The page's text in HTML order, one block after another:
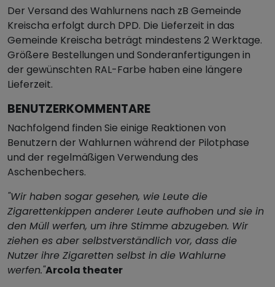
Der Versand des Wahlurnens nach zB Gemeinde
Kreischa erfolgt durch DPD. Die Lieferzeit in das
Gemeinde Kreischa beträgt mindestens 2 Werktage.
Größere Bestellungen und Sonderanfertigungen in
der gewünschten RAL-Farbe haben eine längere
Lieferzeit.
BENUTZERKOMMENTARE
Nachfolgend finden Sie einige Reaktionen von
Benutzern der Wahlurnen während der Pilotphase
und der regelmäßigen Verwendung des
Aschenbechers.
"Wir haben sogar gesehen, wie Leute die
Zigarettenkippen anderer Leute aufhoben und sie in
den Müll werfen, um ihre Stimme abzugeben. Wir
ziehen es aber selbstverständlich vor, dass die
Nutzer ihre Zigaretten selbst in die Wahlurne
werfen."Arcola theater